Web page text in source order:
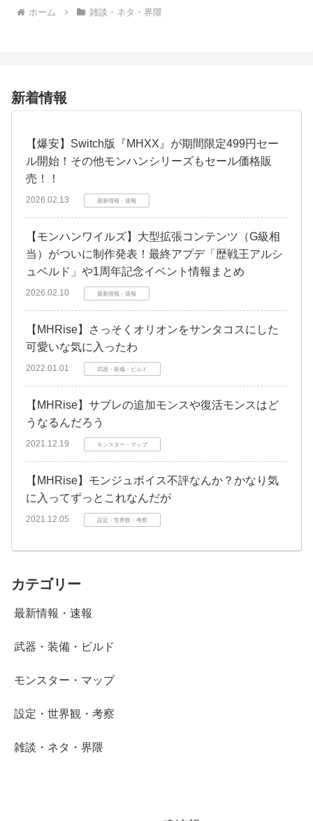
ホーム 雑談・ネタ・界隈
新着情報
【爆安】Switch版『MHXX』が期間限定499円セー
ル開始！その他モンハンシリーズもセール価格販
売！！
2026.02.13 最新情報・速報
【モンハンワイルズ】大型拡張コンテンツ（G級相
当）がついに制作発表！最終アプデ「歴戦王アルシ
ュベルド」や1周年記念イベント情報まとめ
2026.02.10 最新情報・速報
【MHRise】さっそくオリオンをサンタコスにした
可愛いな気に入ったわ
2022.01.01 武器・装備・ビルド
【MHRise】サブレの追加モンスや復活モンスはど
うなるんだろう
2021.12.19 モンスター・マップ
【MHRise】モンジュボイス不評なんか？かなり気
に入ってずっとこれなんだが
2021.12.05 設定・世界観・考察
カテゴリー
最新情報・速報
武器・装備・ビルド
モンスター・マップ
設定・世界観・考察
雑談・ネタ・界隈